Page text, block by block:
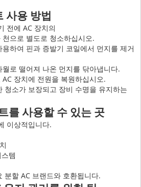
사용 방법
전에 AC 장치의
으로 별도로 청소하십시오.
하여 핀과 증발기 코일에서 먼지를 제거
로 떨어져 나온 먼지를 닦아냅니다.
장치에 전원을 복원하십시오.
청소가 보장되고 장비 수명을 유지하는
를 사용할 수 있는 곳
이상적입니다.
템
분할 AC 브랜드와 호환됩니다.